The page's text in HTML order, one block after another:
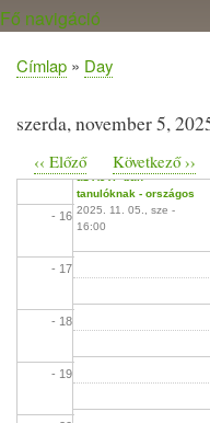
Fő navigáció
Morzsa
Címlap Day
szerda, november 5,
Oldalszámozás
‹‹ Előző Következő ››
- 15
- 16
- 17
- 18
- 19
Klebelsberg Vetélkedő
az AJTP-ban
tanulóknak - országos
2025. 11. 05., sze -
16:00